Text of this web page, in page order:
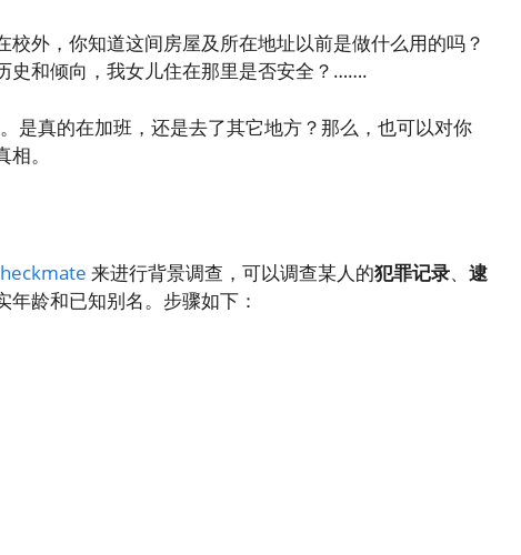
外，你知道这间房屋及所在地址以前是做什么用的吗？
史和倾向，我女儿住在那里是否安全？…….
是真的在加班，还是去了其它地方？那么，也可以对你
。
来进行背景调查，可以调查某人的犯罪记录、 逮
龄和已知别名。步骤如下：